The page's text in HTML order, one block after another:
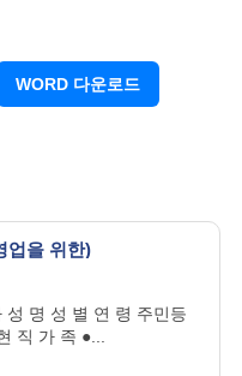
조사
WORD 다운로드
업을 위한)
성 명 성 별 연 령 주민등
직 가 족 ●...